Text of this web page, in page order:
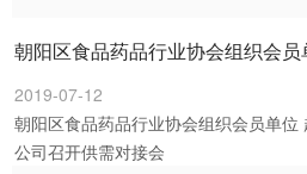
朝阳区食品药品行业协会组织会员
2019-07-12
朝阳区食品药品行业协会组织会员单位
公司召开供需对接会